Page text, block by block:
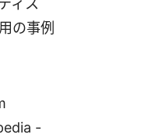
の事例
-